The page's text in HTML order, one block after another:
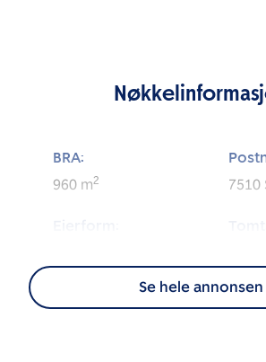
BRA:
960 m2
7510
Energimerking:
BRA-i:
Se hele annonsen